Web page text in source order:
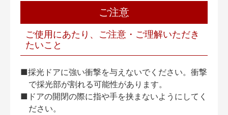
ご注意
ご使用にあたり、ご注意・ご理解いただき
たいこと
■採光ドアに強い衝撃を与えないでください。衝撃
で採光部が割れる可能性があります。
■ドアの開閉の際に指や手を挟まないようにしてく
ださい。